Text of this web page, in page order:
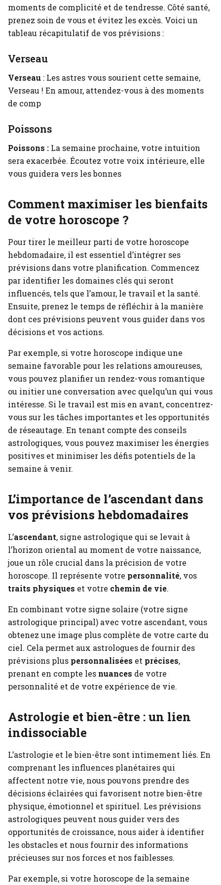
moments de complicité et de tendresse. Côté santé,
prenez soin de vous et évitez les excès. Voici un
tableau récapitulatif de vos prévisions :
Verseau
Verseau : Les astres vous sourient cette semaine,
Verseau ! En amour, attendez-vous à des moments
de comp
Poissons
Poissons : La semaine prochaine, votre intuition
sera exacerbée. Écoutez votre voix intérieure, elle
vous guidera vers les bonnes
Comment maximiser les bienfaits
de votre horoscope ?
Pour tirer le meilleur parti de votre horoscope
hebdomadaire, il est essentiel d’intégrer ses
prévisions dans votre planification. Commencez
par identifier les domaines clés qui seront
influencés, tels que l’amour, le travail et la santé.
Ensuite, prenez le temps de réfléchir à la manière
dont ces prévisions peuvent vous guider dans vos
décisions et vos actions.
Par exemple, si votre horoscope indique une
semaine favorable pour les relations amoureuses,
vous pouvez planifier un rendez-vous romantique
ou initier une conversation avec quelqu’un qui vous
intéresse. Si le travail est mis en avant, concentrez-
vous sur les tâches importantes et les opportunités
de réseautage. En tenant compte des conseils
astrologiques, vous pouvez maximiser les énergies
positives et minimiser les défis potentiels de la
semaine à venir.
L’importance de l’ascendant dans
vos prévisions hebdomadaires
L’ascendant, signe astrologique qui se levait à
l’horizon oriental au moment de votre naissance,
joue un rôle crucial dans la précision de votre
horoscope. Il représente votre personnalité, vos
traits physiques et votre chemin de vie.
En combinant votre signe solaire (votre signe
astrologique principal) avec votre ascendant, vous
obtenez une image plus complète de votre carte du
ciel. Cela permet aux astrologues de fournir des
prévisions plus personnalisées et précises,
prenant en compte les nuances de votre
personnalité et de votre expérience de vie.
Astrologie et bien-être : un lien
indissociable
L’astrologie et le bien-être sont intimement liés. En
comprenant les influences planétaires qui
affectent notre vie, nous pouvons prendre des
décisions éclairées qui favorisent notre bien-être
physique, émotionnel et spirituel. Les prévisions
astrologiques peuvent nous guider vers des
opportunités de croissance, nous aider à identifier
les obstacles et nous fournir des informations
précieuses sur nos forces et nos faiblesses.
Par exemple, si votre horoscope de la semaine